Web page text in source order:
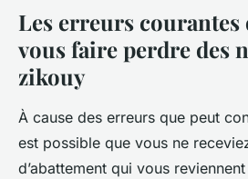
Les erreurs
vous faire perdre des
zikouy
À cause des erreurs que peut
est possible que vous ne
d’abattement qui vous